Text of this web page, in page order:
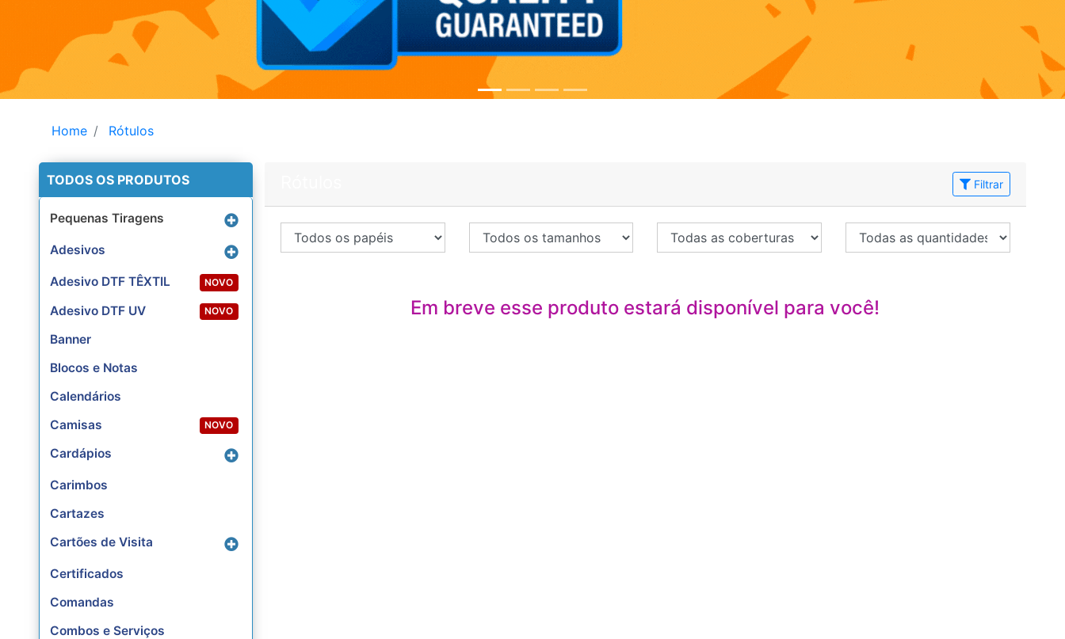
Home Rótulos
TODOS OS PRODUTOS
Pequenas Tiragens
Adesivos
NOVO
Adesivo DTF TÊXTIL
NOVO
Adesivo DTF UV
Banner
Blocos e Notas
Calendários
NOVO
Camisas
Cardápios
Carimbos
Cartazes
Cartões de Visita
Certificados
Comandas
Combos e Serviços
Filtrar
Em breve esse produto estará disponível para você!